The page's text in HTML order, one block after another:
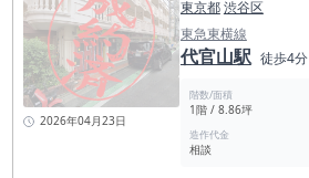
店 スイーツ店 142店 焼肉ホルモン 120店 アジアエスニック
111店 中華料理 83店 パン・サンドイッチ 68店 カレー 61店
ラーメン店 55店 ＜代官山スポット＞ ログロード代官山 代官山
アドレス ディセ 代官山ヒルサイドテ
黒区） 漆器 山田平安堂 代官山 T-
山手通り SPRING VALLEY BREWERY TOKYO 代官
料相場情報（直近1年間） 平均坪
坪単価 99,414円 最低坪単価
2026年04月23日
東京都渋谷区
東急東横線
代官山駅 徒歩4分
階数/面積
1階 / 8.86坪
造作代金
相談